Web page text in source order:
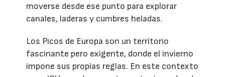
moverse desde ese punto para explorar
canales, laderas y cumbres heladas.
Los Picos de Europa son un territorio
fascinante pero exigente, donde el invierno
impone sus propias reglas. En este contexto